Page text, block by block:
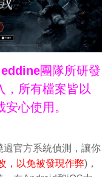
團隊所研發
，所有檔案皆以
心使用。
官方系統偵測，讓你
，以免被發現作弊)，